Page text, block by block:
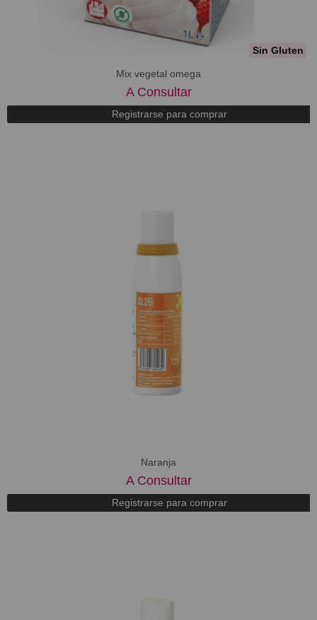
Sin Gluten
Mix vegetal omega
A Consultar
Registrarse para comprar
Naranja
A Consultar
Registrarse para comprar